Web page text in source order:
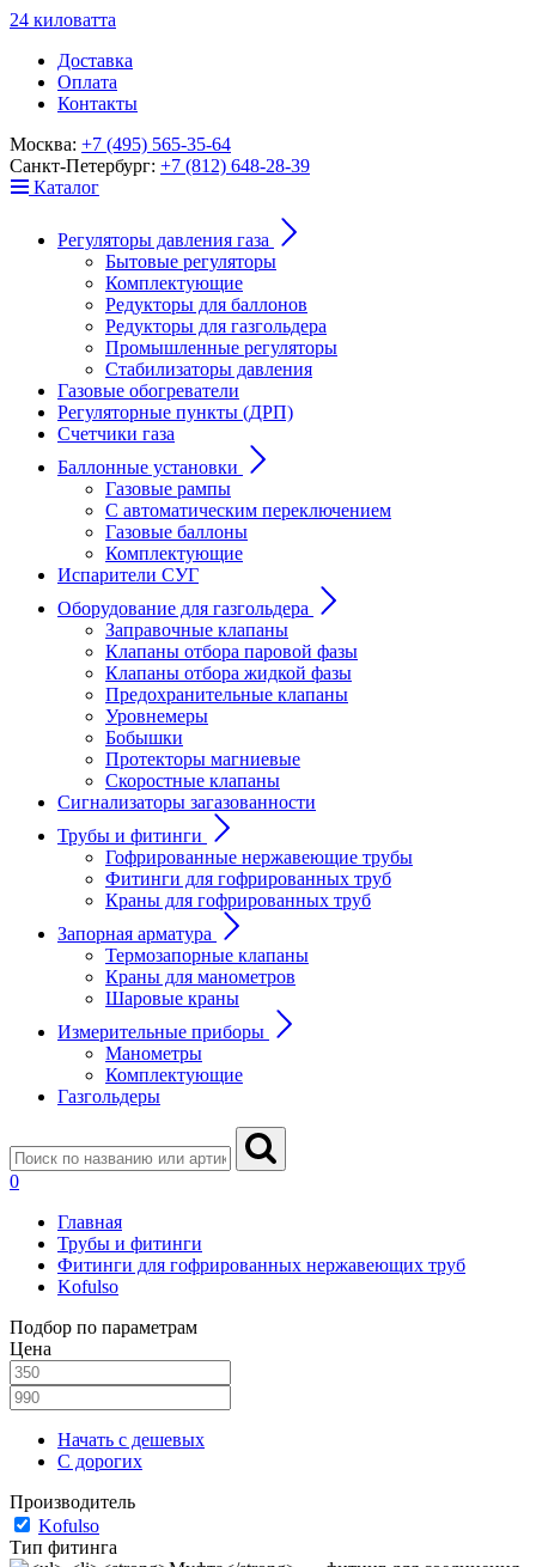
24 киловатта
Доставка
Оплата
Контакты
Москва: +7 (495) 565-35-64
Санкт-Петербург: +7 (812) 648-28-39
Каталог
Регуляторы давления газа
Бытовые регуляторы
Комплектующие
Редукторы для баллонов
Редукторы для газгольдера
Промышленные регуляторы
Стабилизаторы давления
Газовые обогреватели
Регуляторные пункты (ДРП)
Счетчики газа
Баллонные установки
Газовые рампы
С автоматическим переключением
Газовые баллоны
Комплектующие
Испарители СУГ
Оборудование для газгольдера
Заправочные клапаны
Клапаны отбора паровой фазы
Клапаны отбора жидкой фазы
Предохранительные клапаны
Уровнемеры
Бобышки
Протекторы магниевые
Скоростные клапаны
Сигнализаторы загазованности
Трубы и фитинги
Гофрированные нержавеющие трубы
Фитинги для гофрированных труб
Краны для гофрированных труб
Запорная арматура
Термозапорные клапаны
Краны для манометров
Шаровые краны
Измерительные приборы
Манометры
Комплектующие
Газгольдеры
0
Главная
Трубы и фитинги
Фитинги для гофрированных нержавеющих труб
Kofulso
Подбор по параметрам
Цена
Начать с дешевых
С дорогих
Производитель
Kofulso
Тип фитинга